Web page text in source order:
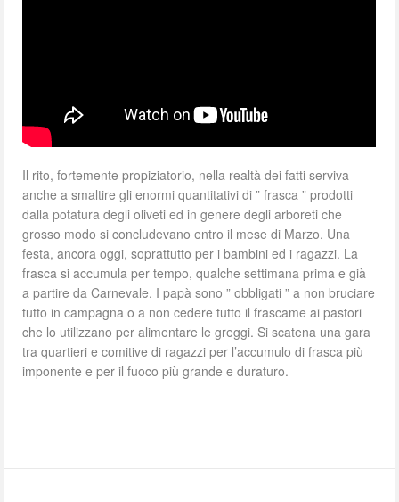
Il rito, fortemente propiziatorio, nella realtà dei fatti serviva
anche a smaltire gli enormi quantitativi di ” frasca ” prodotti
dalla potatura degli oliveti ed in genere degli arboreti che
grosso modo si concludevano entro il mese di Marzo. Una
festa, ancora oggi, soprattutto per i bambini ed i ragazzi. La
frasca si accumula per tempo, qualche settimana prima e già
a partire da Carnevale. I papà sono ” obbligati ” a non bruciare
tutto in campagna o a non cedere tutto il frascame ai pastori
che lo utilizzano per alimentare le greggi. Si scatena una gara
tra quartieri e comitive di ragazzi per l’accumulo di frasca più
imponente e per il fuoco più grande e duraturo.